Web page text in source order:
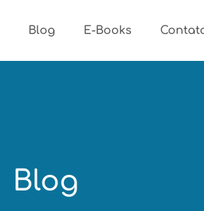
Blog E-Books
Blog